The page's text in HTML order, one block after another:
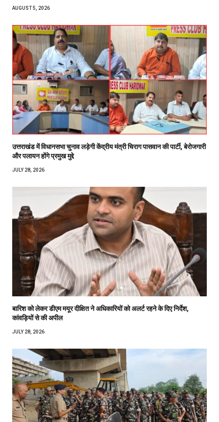
AUGUST 5, 2026
उत्तराखंड में विधानसभा चुनाव लड़ेगी केंद्रीय मंत्री चिराग पासवान की पार्टी, बेरोजगारी
और पलायन होंगे प्रमुख मुद्दे
JULY 28, 2026
बारिश को लेकर डीएम मयूर दीक्षित ने अधिकारियों को अलर्ट रहने के दिए निर्देश,
कांवड़ियों से की अपील
JULY 28, 2026